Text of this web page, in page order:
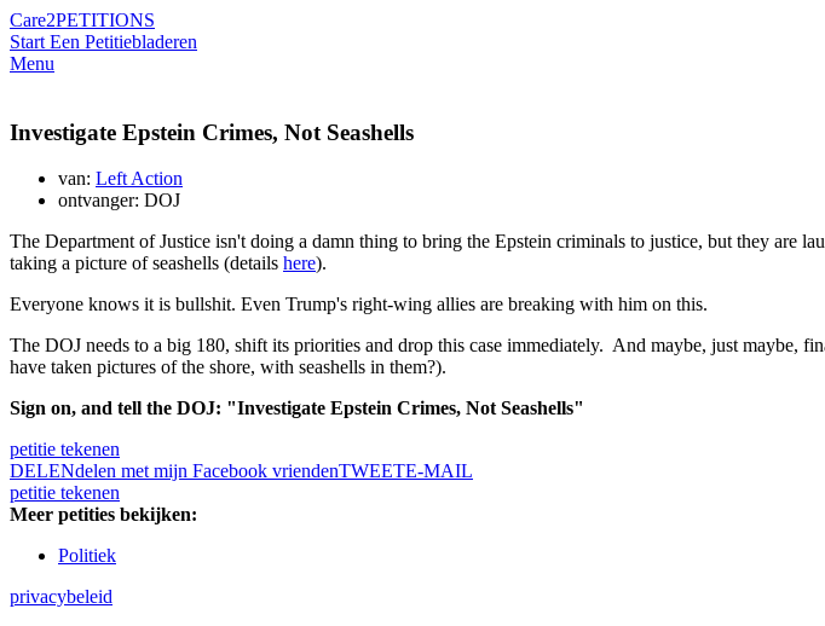
Care2PETITIONS
Start Een Petitiebladeren
Menu
Investigate Epstein Crimes, Not Seashells
van: Left Action
ontvanger: DOJ
The Department of Justice isn't doing a damn thing to bring the Epstein criminals to justice, but they are
taking a picture of seashells (details here).
Everyone knows it is bullshit. Even Trump's right-wing allies are breaking with him on this.
The DOJ needs to a big 180, shift its priorities and drop this case immediately. And maybe, just maybe,
have taken pictures of the shore, with seashells in them?).
Sign on, and tell the DOJ: "Investigate Epstein Crimes, Not Seashells"
petitie tekenen
DELENdelen met mijn Facebook vriendenTWEETE-MAIL
petitie tekenen
Meer petities bekijken:
Politiek
privacybeleid